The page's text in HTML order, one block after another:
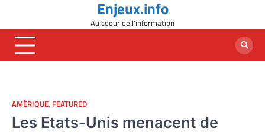
content
Enjeux.info
Au coeur de l'information
AMÉRIQUE, FEATURED
Les Etats-Unis menacent de